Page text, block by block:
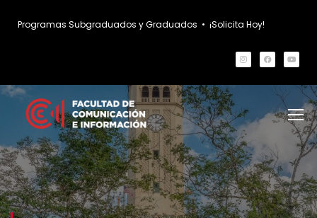
Programas Subgraduados y Graduados • ¡Solicita Hoy!